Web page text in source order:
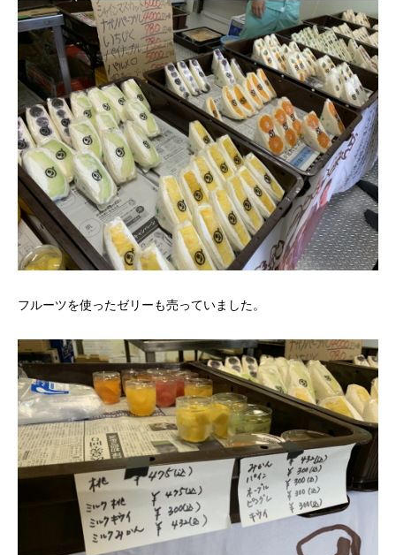
フルーツを使ったゼリーも売っていました。